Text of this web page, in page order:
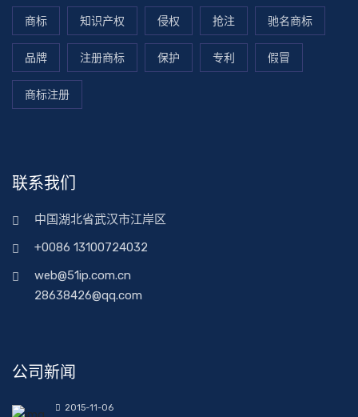
商标 知识产权 侵权 抢注 驰名商标
品牌 注册商标 保护 专利 假冒
商标注册
联系我们
中国湖北省武汉市江岸区
+0086 13100724032
web@51ip.com.cn
28638426@qq.com
公司新闻
2015-11-06